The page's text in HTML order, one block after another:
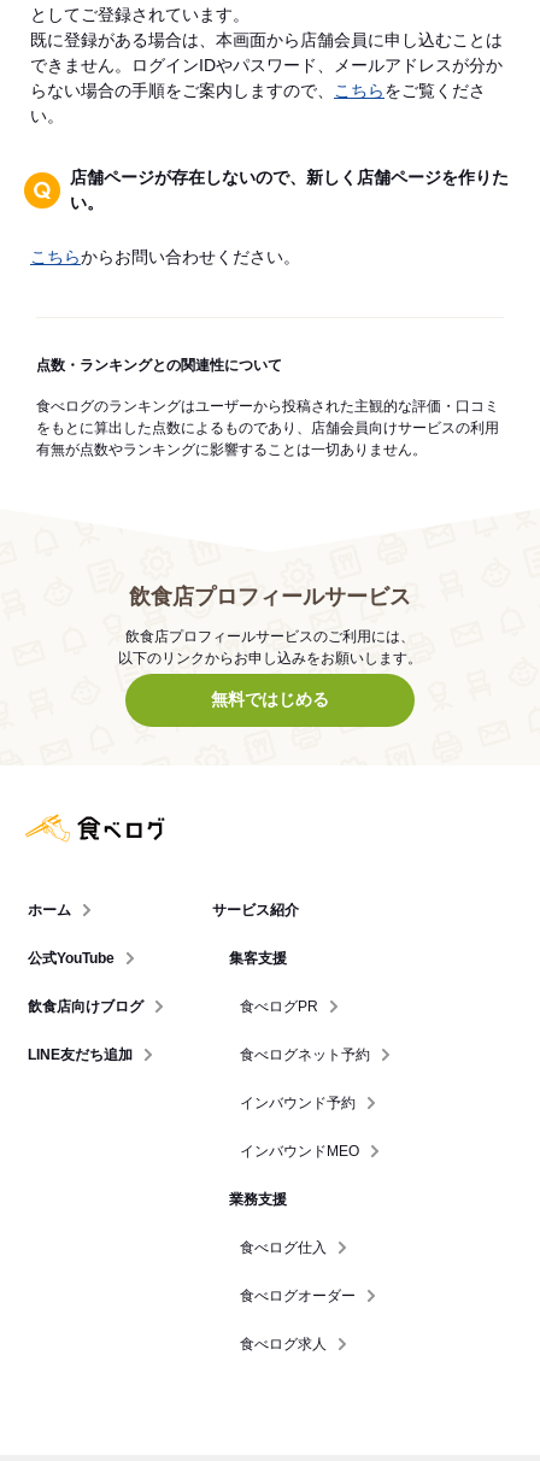
としてご登録されています。
既に登録がある場合は、本画面から店舗会員に申し込むことは
できません。ログインIDやパスワード、メールアドレスが分か
らない場合の手順をご案内しますので、
こちらをご覧くださ
い。
店舗ページが存在しないので、新しく店舗ページを作りた
い。
こちらからお問い合わせください。
点数・ランキングとの関連性について
食べログのランキングはユーザーから投稿された主観的な評価・口コミ
をもとに算出した点数によるものであり、店舗会員向けサービスの利用
有無が点数やランキングに影響することは一切ありません。
飲食店プロフィールサービス
飲食店プロフィールサービスのご利用には、
以下のリンクからお申し込みをお願いします。
無料ではじめる
ホーム
公式YouTube
飲食店向けブログ
LINE友だち追加
サービス紹介
集客支援
食べログPR
食べログネット予約
インバウンド予約
インバウンドMEO
業務支援
食べログ仕入
食べログオーダー
食べログ求人